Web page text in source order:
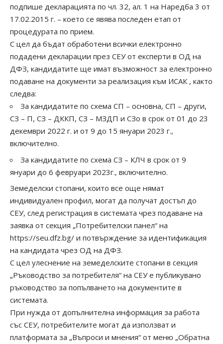
подпише декларацията по чл. 32, ал. 1 на Наредба 3 от
17.02.2015 г. – което се явява последен етап от
процедурата по прием.
С цел да бъдат обработени всички електронно
подадени декларации през СЕУ от експерти в ОД на
ДФЗ, кандидатите ще имат възможност за електронно
подаване на документи за реализация към ИСАК , както
следва:
За кандидатите по схема СП – основна, СП – други,
СЗ – П, СЗ – ДККП, СЗ – МЗДП и СЗо в срок от 01 до 23
декември 2022 г. и от 9 до 15 януари 2023 г.,
включително.
За кандидатите по схема СЗ – КЛЧ в срок от 9
януари до 6 февруари 2023г., включително.
Земеделски стопани, които все още нямат
индивидуален профил, могат да получат достъп до
СЕУ, след регистрация в системата чрез подаване на
заявка от секция „Потребителски панел“ на
https://seu.dfz.bg/ и потвърждение за идентификация
на кандидата чрез ОД на ДФЗ.
С цел улеснение на земеделските стопани в секция
„Ръководство за потребителя“ на СЕУ е публикувано
ръководство за попълването на документите в
системата.
При нужда от допълнителна информация за работа
със СЕУ, потребителите могат да използват и
платформата за „Въпроси и мнения“ от меню „Обратна